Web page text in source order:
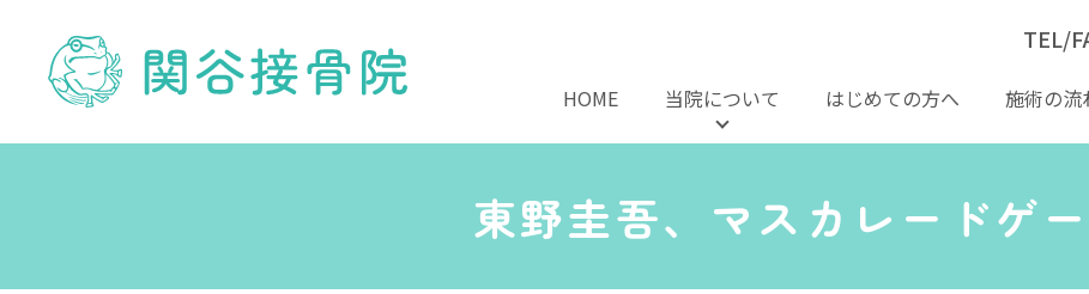
TEL/
HOME 当院について はじめての方へ 施術の流
東野圭吾、マスカレードゲ